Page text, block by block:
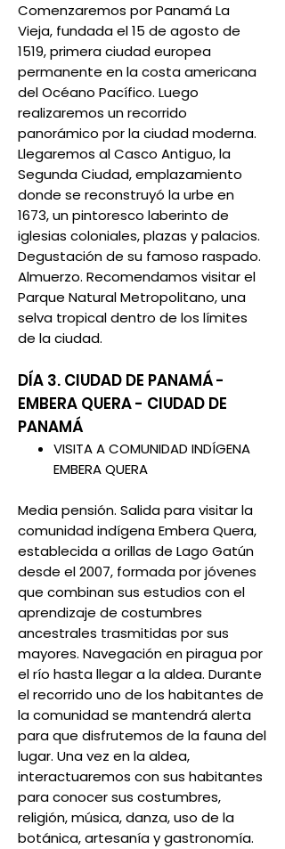
Comenzaremos por Panamá La
Vieja, fundada el 15 de agosto de
1519, primera ciudad europea
permanente en la costa americana
del Océano Pacífico. Luego
realizaremos un recorrido
panorámico por la ciudad moderna.
Llegaremos al Casco Antiguo, la
Segunda Ciudad, emplazamiento
donde se reconstruyó la urbe en
1673, un pintoresco laberinto de
iglesias coloniales, plazas y palacios.
Degustación de su famoso raspado.
Almuerzo. Recomendamos visitar el
Parque Natural Metropolitano, una
selva tropical dentro de los límites
de la ciudad.
DÍA 3. CIUDAD DE PANAMÁ -
EMBERA QUERA - CIUDAD DE
PANAMÁ
VISITA A COMUNIDAD INDÍGENA
EMBERA QUERA
Media pensión. Salida para visitar la
comunidad indígena Embera Quera,
establecida a orillas de Lago Gatún
desde el 2007, formada por jóvenes
que combinan sus estudios con el
aprendizaje de costumbres
ancestrales trasmitidas por sus
mayores. Navegación en piragua por
el río hasta llegar a la aldea. Durante
el recorrido uno de los habitantes de
la comunidad se mantendrá alerta
para que disfrutemos de la fauna del
lugar. Una vez en la aldea,
interactuaremos con sus habitantes
para conocer sus costumbres,
religión, música, danza, uso de la
botánica, artesanía y gastronomía.